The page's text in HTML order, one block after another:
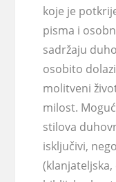
koje je
pisma i
sadržaju
osobito
molitveni
milost.
stilova
isključivi,